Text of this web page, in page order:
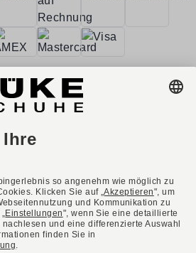
Impressum
Datenschutzeinstellungen